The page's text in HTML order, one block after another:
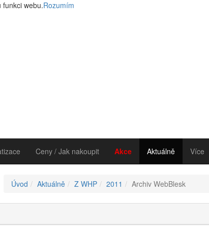
webu.Rozumím
Ceny / Jak nakoupit Akce Aktuálně Více
Úvod Aktuálně Z WHP 2011 Archiv WebBlesk